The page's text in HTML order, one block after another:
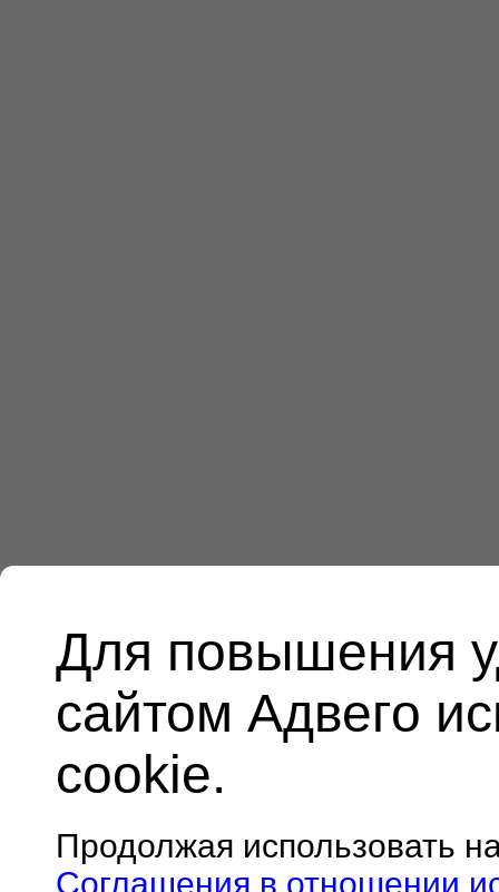
Для повышения
сайтом Адвего
cookie.
Продолжая использовать
Соглашения в отношении